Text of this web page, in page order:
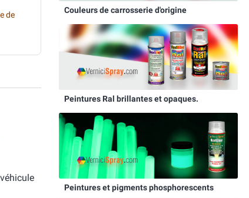
de
Couleurs de carrosserie d'origine
Peintures Ral brillantes et opaques.
Peintures et pigments phosphorescents